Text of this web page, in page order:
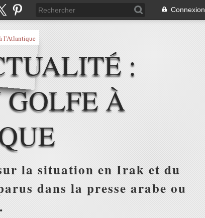
Connexion
:
À
la situation en Irak et du
dans la presse arabe ou